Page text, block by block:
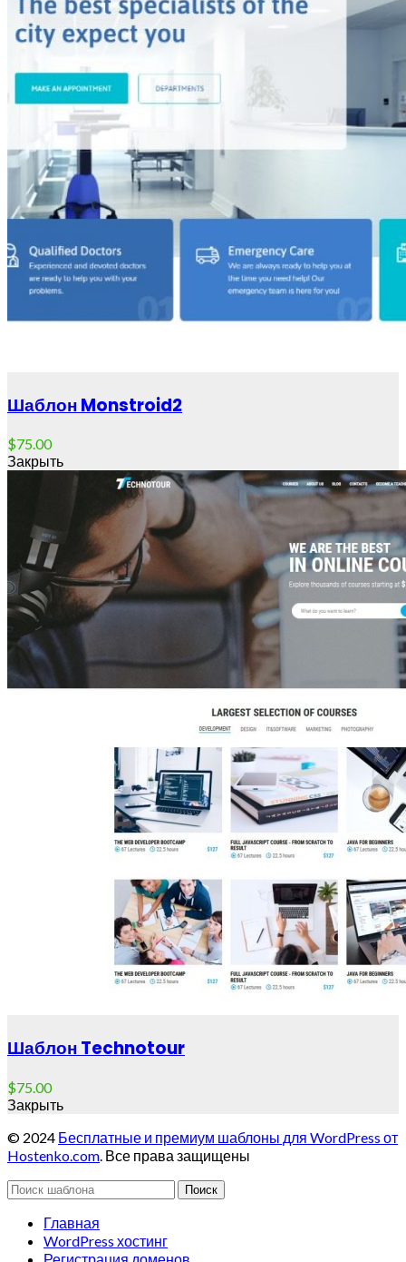
Шаблон Monstroid2
$75.00
Закрыть
Шаблон Technotour
$75.00
Закрыть
© 2024 Бесплатные и премиум шаблоны для WordPress от
Hostenko.com . Все права защищены
Поиск
Главная
WordPress хостинг
Регистрация доменов